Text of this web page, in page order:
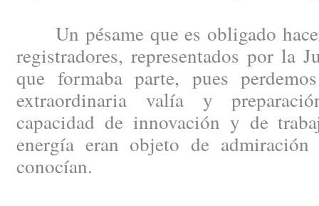
Un pésame que es obligado
registradores, representados por la
que formaba parte, pues
extraordinaria valía y
capacidad de innovación y de
energía eran objeto de
conocían.